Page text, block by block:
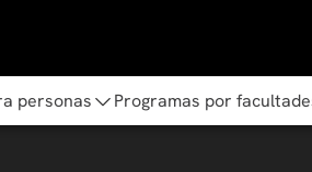
personas Programas por